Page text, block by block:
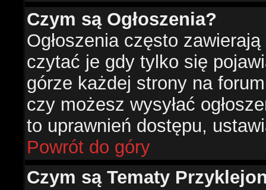
Czym są Ogłoszenia?
Ogłoszenia często
czytać je gdy tylko się
górze każdej strony na
czy możesz wysyłać
to uprawnień dostępu,
Powrót do góry
Czym są Tematy